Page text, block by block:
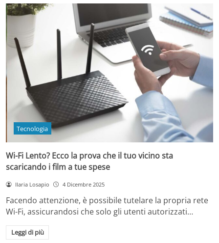
Tecnologia
Wi-Fi Lento? Ecco la prova che il tuo vicino sta
scaricando i film a tue spese
Ilaria Losapio 4 Dicembre 2025
Facendo attenzione, è possibile tutelare la propria rete
Wi-Fi, assicurandosi che solo gli utenti autorizzati…
Leggi di più